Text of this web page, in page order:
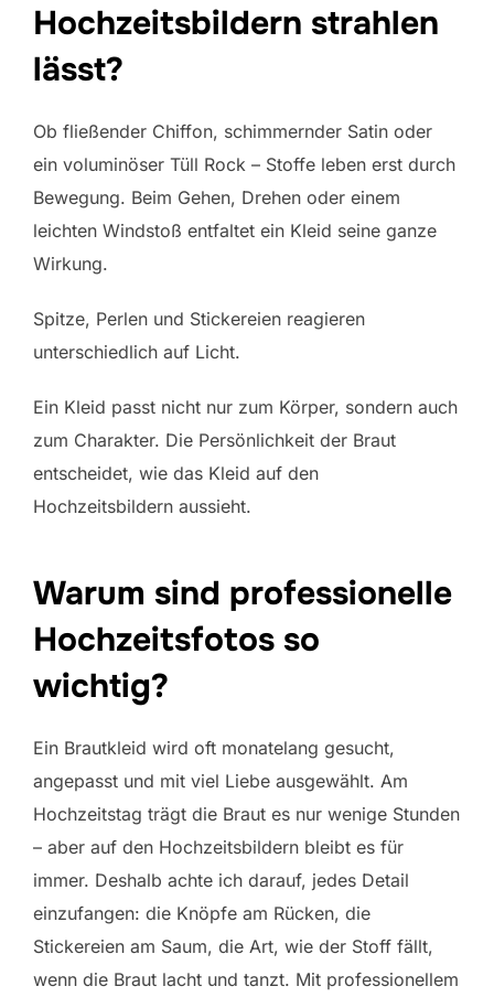
Hochzeitsbildern strahlen
lässt?
Ob fließender Chiffon, schimmernder Satin oder
ein voluminöser Tüll Rock – Stoffe leben erst durch
Bewegung. Beim Gehen, Drehen oder einem
leichten Windstoß entfaltet ein Kleid seine ganze
Wirkung.
Spitze, Perlen und Stickereien reagieren
unterschiedlich auf Licht.
Ein Kleid passt nicht nur zum Körper, sondern auch
zum Charakter. Die Persönlichkeit der Braut
entscheidet, wie das Kleid auf den
Hochzeitsbildern aussieht.
Warum sind professionelle
Hochzeitsfotos so
wichtig?
Ein Brautkleid wird oft monatelang gesucht,
angepasst und mit viel Liebe ausgewählt. Am
Hochzeitstag trägt die Braut es nur wenige Stunden
– aber auf den Hochzeitsbildern bleibt es für
immer. Deshalb achte ich darauf, jedes Detail
einzufangen: die Knöpfe am Rücken, die
Stickereien am Saum, die Art, wie der Stoff fällt,
wenn die Braut lacht und tanzt. Mit professionellem